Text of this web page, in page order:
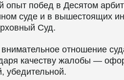
внимательное отношение
качеству жалобы —
убедительной.
опыт побед в Десятом
суде и в вышестоящих
Суд.